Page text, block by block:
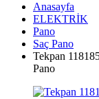
Anasayfa
ELEKTRİK
Pano
Saç Pano
Tekpan
Pano